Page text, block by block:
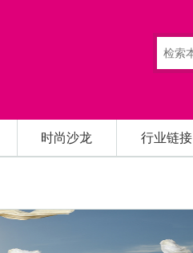
时尚沙龙 行业链接